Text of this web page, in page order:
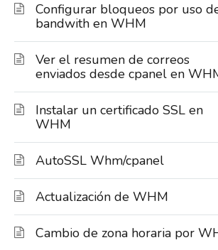
Configurar bloqueos por uso
bandwith en WHM
Ver el resumen de correos
enviados desde cpanel en
Instalar un certificado SSL en
WHM
AutoSSL Whm/cpanel
Actualización de WHM
Cambio de zona horaria por